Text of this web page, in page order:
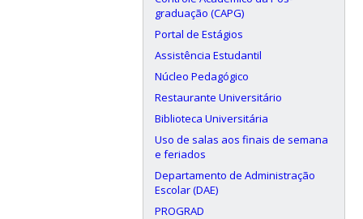
graduação (CAPG)
Portal de Estágios
Assistência Estudantil
Núcleo Pedagógico
Restaurante Universitário
Biblioteca Universitária
Uso de salas aos finais de semana
e feriados
Departamento de Administração
Escolar (DAE)
PROGRAD